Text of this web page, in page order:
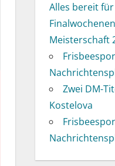
Alles bereit
Meisterschaft
Zwei DM-
Kostelova